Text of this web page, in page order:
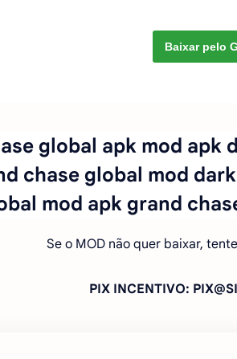
Baixar pelo
global apk mod apk
chase global mod
mod apk grand
Se o MOD não quer baixar,
PIX INCENTIVO: